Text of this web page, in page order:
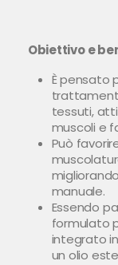
Obiettivo e
È pensato
tessuti,
muscoli e
Può
manuale.
Essendo
formulato
integrato
un olio